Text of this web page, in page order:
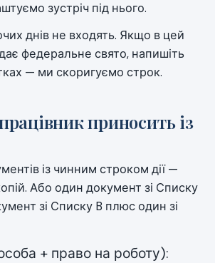
зустріч під нього.
днів не входять. Якщо в цей
федеральне свято, напишіть
— ми скоригуємо строк.
приносить із
із чинним строком дії —
Або один документ зі Списку
зі Списку B плюс один зі
+ право на роботу):